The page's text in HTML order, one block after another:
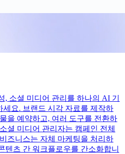
, 소셜 미디어 관리를 하나의 AI 기
세요. 브랜드 시각 자료를 제작하
을 예약하고, 여러 도구를 전환하
셜 미디어 관리자는 캠페인 전체
즈니스는 자체 마케팅을 처리하
텐츠 간 워크플로우를 간소화합니